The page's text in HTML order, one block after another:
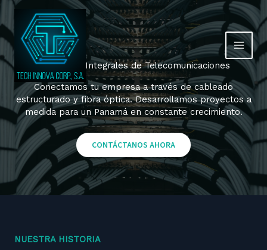
contenido
Soluciones Integrales de Telecomunicaciones
Conectamos tu empresa a través de cableado
estructurado y fibra óptica. Desarrollamos proyectos a
medida para un Panamá en constante crecimiento.
CONTÁCTANOS AHORA
NUESTRA HISTORIA